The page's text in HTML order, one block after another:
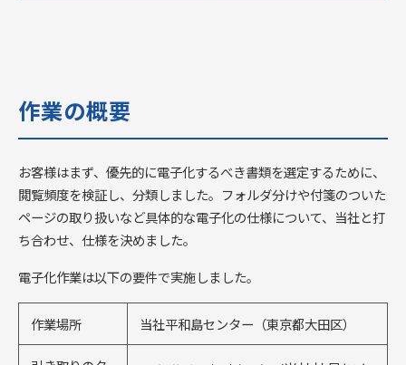
作業の概要
お客様はまず、優先的に電子化するべき書類を選定するために、
閲覧頻度を検証し、分類しました。フォルダ分けや付箋のついた
ページの取り扱いなど具体的な電子化の仕様について、当社と打
ち合わせ、仕様を決めました。
電子化作業は以下の要件で実施しました。
作業場所 当社平和島センター（東京都大田区）